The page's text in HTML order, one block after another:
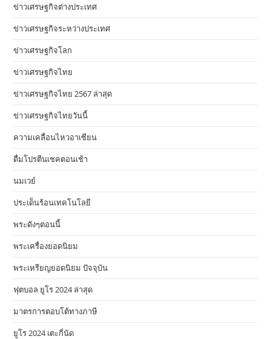
ข่าวเศรษฐกิจต่างประเทศ
ข่าวเศรษฐกิจระหว่างประเทศ
ข่าวเศรษฐกิจโลก
ข่าวเศรษฐกิจไทย
ข่าวเศรษฐกิจไทย 2567 ล่าสุด
ข่าวเศรษฐกิจไทยวันนี้
ความเคลื่อนไหวอาเซียน
ดื่มโปรตีนเชคตอนเช้า
นมเวย์
ประเด็นร้อนเทคโนโลยี
พระดังๆตอนนี้
พระเครื่องยอดนิยม
พระเหรียญยอดนิยม ปัจจุบัน
ฟุตบอล ยูโร 2024 ล่าสุด
มาตรการตอบโต้ทางภาษี
ยูโร 2024 เตะกี่นัด